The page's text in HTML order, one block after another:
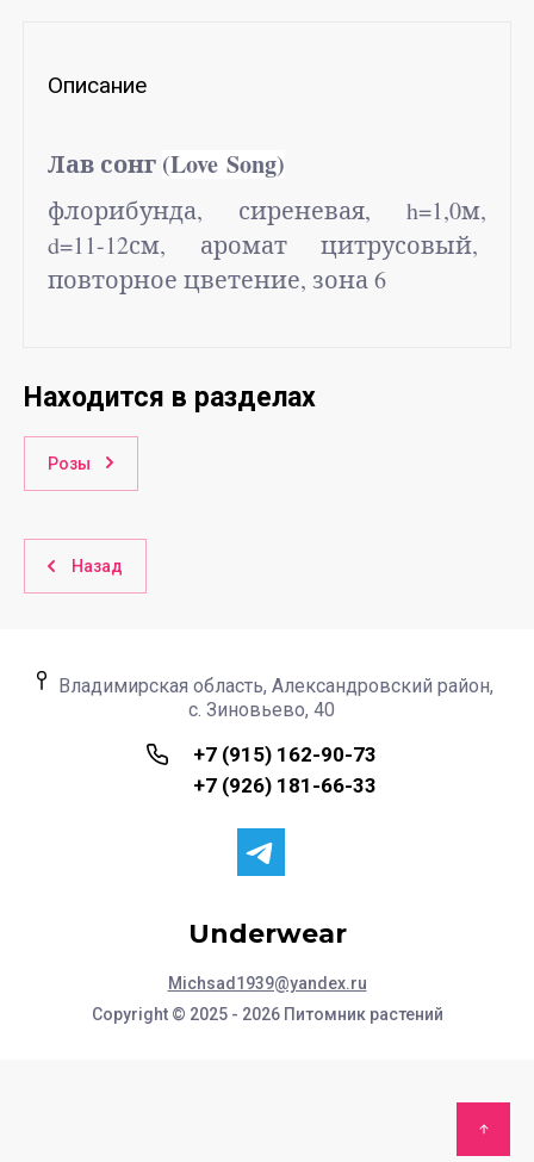
Описание
Лав сонг (Love Song)
флорибунда, сиреневая, h=1,0м,
d=11-12см, аромат цитрусовый,
повторное цветение, зона 6
Находится в разделах
Розы
Назад
Underwear
Michsad1939@yandex.ru
Copyright © 2025 - 2026 Питомник растений
Владимирская область, Александровский район,
с. Зиновьево, 40
+7 (915) 162-90-73
+7 (926) 181-66-33